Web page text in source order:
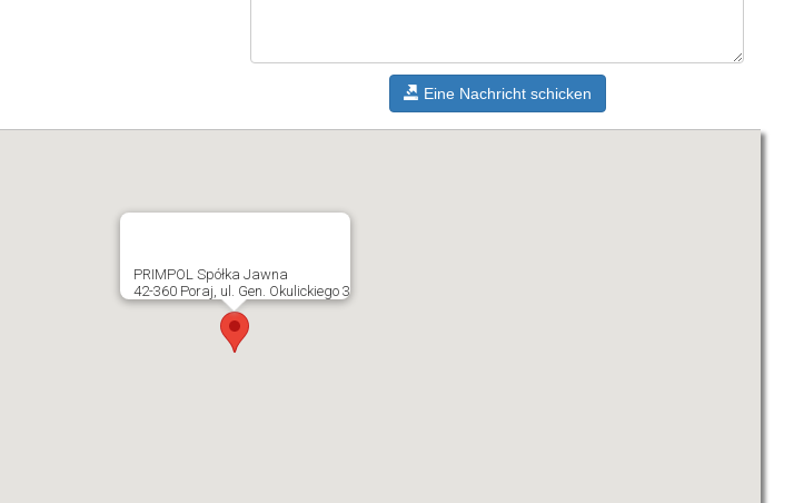
Eine Nachricht schicken
PRIMPOL Spółka Jawna
42-360 Poraj, ul. Gen. Okulickiego 3